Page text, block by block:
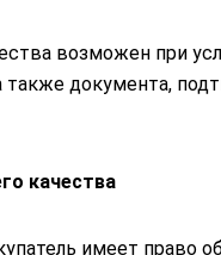
возможен при
также документа,
качества
имеет право